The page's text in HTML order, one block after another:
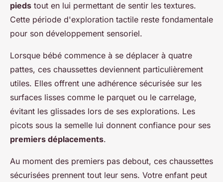
pieds tout en lui permettant de sentir les textures.
Cette période d'exploration tactile reste fondamentale
pour son développement sensoriel.
Lorsque bébé commence à se déplacer à quatre
pattes, ces chaussettes deviennent particulièrement
utiles. Elles offrent une adhérence sécurisée sur les
surfaces lisses comme le parquet ou le carrelage,
évitant les glissades lors de ses explorations. Les
picots sous la semelle lui donnent confiance pour ses
premiers déplacements.
Au moment des premiers pas debout, ces chaussettes
sécurisées prennent tout leur sens. Votre enfant peut